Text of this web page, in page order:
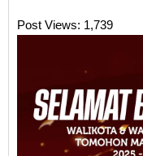
Post Views: 1,739